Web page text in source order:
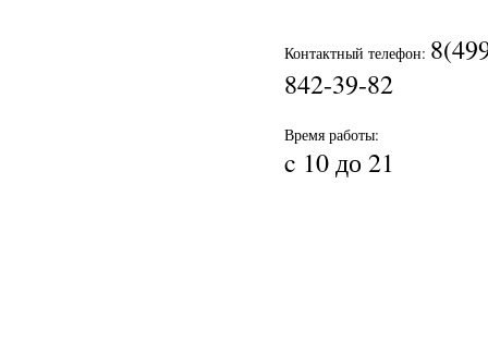
Контактный телефон:
842-39-82
Время работы:
c 10 до 21